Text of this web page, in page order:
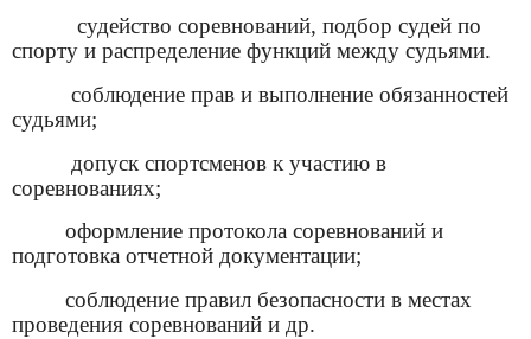
судейство соревнований, подбор судей по
спорту и распределение функций между судьями.
соблюдение прав и выполнение обязанностей
судьями;
допуск спортсменов к участию в
соревнованиях;
оформление протокола соревнований и
подготовка отчетной документации;
соблюдение правил безопасности в местах
проведения соревнований и др.